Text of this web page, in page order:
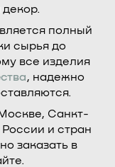
полный
сырья до
все изделия
, надежно
Санкт-
и стран
заказать в